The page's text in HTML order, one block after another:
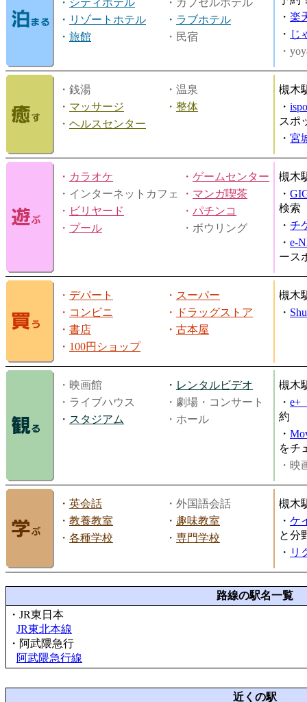
・ シティホテル
・カプセルホテル
・ リゾートホテル ・ ラブホテル
・ 旅館 ・民宿
・ 楽
・ じ
・
・銭湯
・温泉
・ マッサージ ・ 整体
・ ヘルスセンター
槻木
・
スポ
・ 宮
・ カラオケ ・ ゲームセンター
・インターネットカフェ
・ マンガ喫茶
・ ビリヤード ・ パチンコ
・ プール ・ボウリング
槻木
・
検索
・ チ
・ e-
ース
・ デパート ・ スーパー
・ コンビニ ・
ドラッグストア
・ 書店 ・ 古本屋
・ 100円ショップ
槻木
・
・映画館 ・ レンタルビデオ
・ライブハウス
・劇場・コンサート
・ スタジアム ・ホール
槻木
・ e+
約
・
をチ
・映
・ 英会話
・外国語会話
・ 教養教室 ・ 趣味教室
・ 各種学校 ・ 専門学校
槻木
・ ケ
と分
・ リ
路線の駅名一覧
・JR東日本
JR東北本線
・阿武隈急行
阿武隈急行線
近くの駅